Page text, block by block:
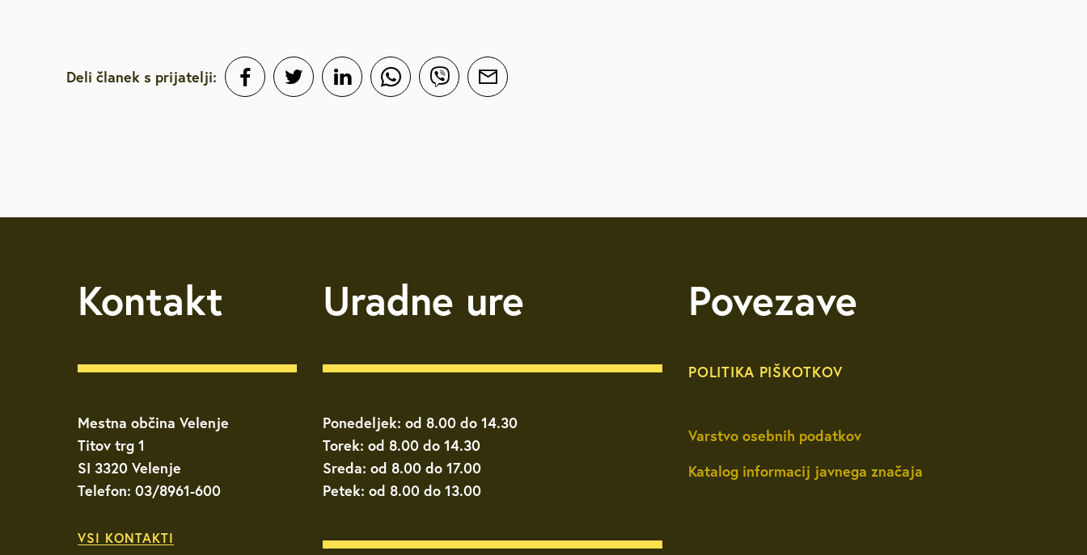
Deli članek s prijatelji:
Kontakt
Mestna občina Velenje
Titov trg 1
SI 3320 Velenje
Telefon: 03/8961-600
VSI KONTAKTI
Uradne ure
Ponedeljek: od 8.00 do 14.30
Torek: od 8.00 do 14.30
Sreda: od 8.00 do 17.00
Petek: od 8.00 do 13.00
Povezave
POLITIKA PIŠKOTKOV
Varstvo osebnih podatkov
Katalog informacij javnega značaja